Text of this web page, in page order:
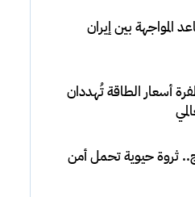
المواجهة بين إيران
أسعار الطاقة تُهددان
ثروة حيوية تحمل أمن